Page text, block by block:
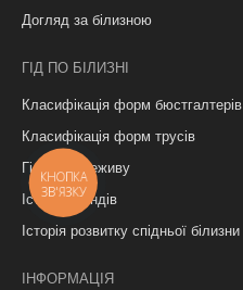
Догляд за білизною
ГІД ПО БІЛИЗНІ
Класифікація форм бюстгалтерів
Класифікація форм трусів
Гід по мереживу
Історії брендів
Історія розвитку спідньої білизни
ІНФОРМАЦІЯ